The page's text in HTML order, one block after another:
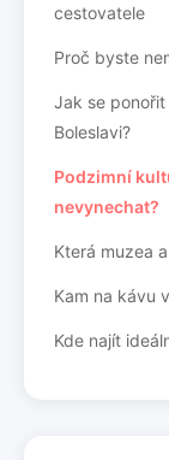
cestovatele
Proč byste
Jak se
Boleslavi?
Podzimní
nevynechat?
Která muzea
Kam na kávu
Kde najít